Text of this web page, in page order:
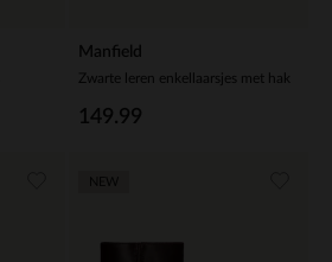
Manfield
Zwarte leren enkellaarsjes met hak
149.99